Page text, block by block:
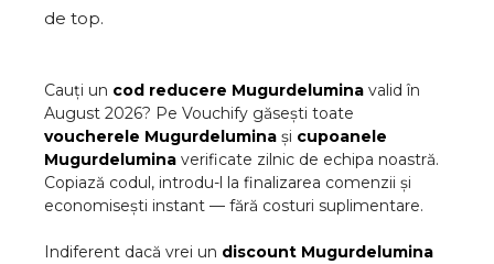
de top.
Cauți un cod reducere Mugurdelumina valid în
August 2026? Pe Vouchify găsești toate
voucherele Mugurdelumina și cupoanele
Mugurdelumina verificate zilnic de echipa noastră.
Copiază codul, introdu-l la finalizarea comenzii și
economisești instant — fără costuri suplimentare.
Indiferent dacă vrei un discount Mugurdelumina